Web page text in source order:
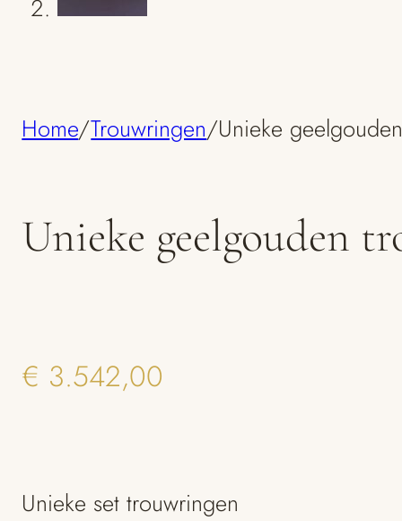
Home/Trouwringen/Unieke
Unieke geelgouden
€ 3.542,00
Unieke set trouwringen